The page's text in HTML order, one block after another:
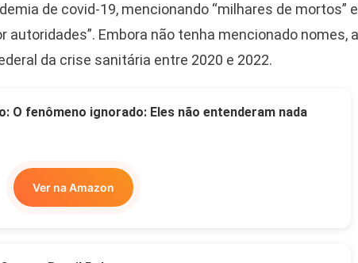
de covid-19, mencionando “milhares de mortos” e
Embora não tenha mencionado nomes, a
da crise sanitária entre 2020 e 2022.
O fenômeno ignorado: Eles não entenderam nada
Ver na Amazon